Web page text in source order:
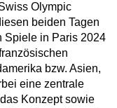
Olympic
beiden Tagen
Spiele in Paris 2024
bzw. Asien,
eine zentrale
Konzept sowie